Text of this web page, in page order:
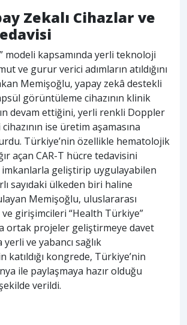
Zekalı Cihazlar ve
modeli kapsamında yerli teknoloji
ve gurur verici adımların atıldığını
Memişoğlu, yapay zekâ destekli
görüntüleme cihazının klinik
devam ettiğini, yerli renkli Doppler
ise üretim aşamasına
Türkiye’nin özellikle hematolojik
açan CAR-T hücre tedavisini
geliştirip uygulayabilen
sayıdaki ülkeden biri haline
Memişoğlu, uluslararası
ve girişimcileri “Health Türkiye”
ortak projeler geliştirmeye davet
yerli ve yabancı sağlık
katıldığı kongrede, Türkiye’nin
ile paylaşmaya hazır olduğu
verildi.